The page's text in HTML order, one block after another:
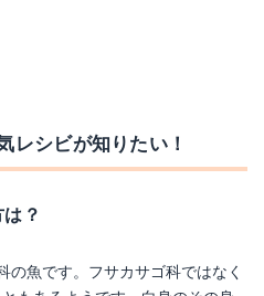
レシビが知りたい！
？
の魚です。フサカサゴ科ではなく